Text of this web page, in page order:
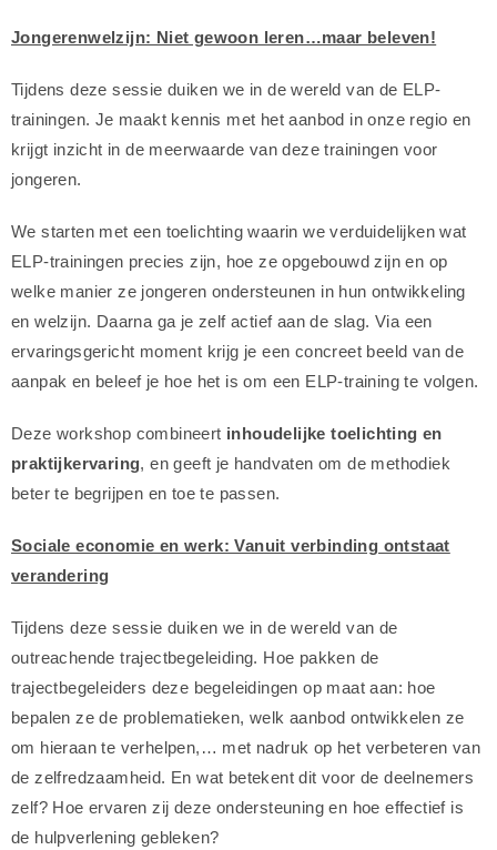
Jongerenwelzijn: Niet gewoon leren…maar beleven!
Tijdens deze sessie duiken we in de wereld van de ELP-
trainingen. Je maakt kennis met het aanbod in onze regio en
krijgt inzicht in de meerwaarde van deze trainingen voor
jongeren.
We starten met een toelichting waarin we verduidelijken wat
ELP-trainingen precies zijn, hoe ze opgebouwd zijn en op
welke manier ze jongeren ondersteunen in hun ontwikkeling
en welzijn. Daarna ga je zelf actief aan de slag. Via een
ervaringsgericht moment krijg je een concreet beeld van de
aanpak en beleef je hoe het is om een ELP-training te volgen.
Deze workshop combineert inhoudelijke toelichting en
praktijkervaring, en geeft je handvaten om de methodiek
beter te begrijpen en toe te passen.
Sociale economie en werk: Vanuit verbinding ontstaat
verandering
Tijdens deze sessie duiken we in de wereld van de
outreachende trajectbegeleiding. Hoe pakken de
trajectbegeleiders deze begeleidingen op maat aan: hoe
bepalen ze de problematieken, welk aanbod ontwikkelen ze
om hieraan te verhelpen,… met nadruk op het verbeteren van
de zelfredzaamheid. En wat betekent dit voor de deelnemers
zelf? Hoe ervaren zij deze ondersteuning en hoe effectief is
de hulpverlening gebleken?